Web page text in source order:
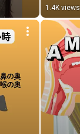
1.4K views